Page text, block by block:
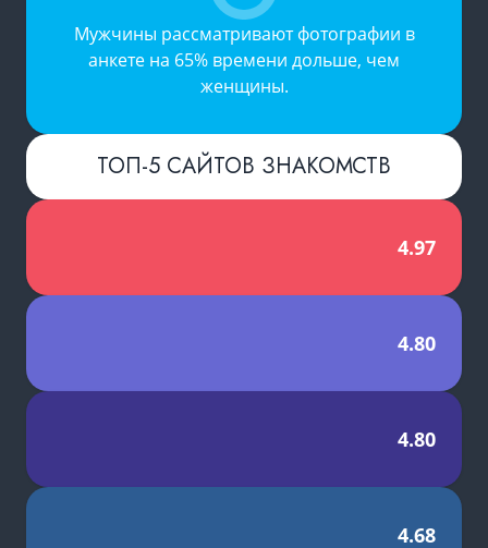
Мужчины рассматривают фотографии в
анкете на 65% времени дольше, чем
женщины.
ТОП-5 САЙТОВ ЗНАКОМСТВ
4.97
4.80
4.80
4.68